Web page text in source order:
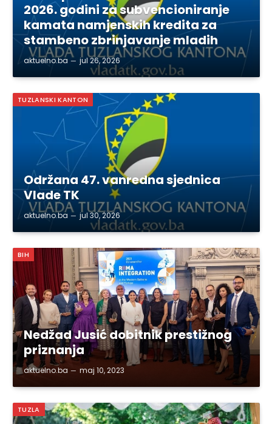
2026. godini za subvencioniranje
kamata namjenskih kredita za
stambeno zbrinjavanje mladih
aktuelno.ba jul 26, 2026
TUZLANSKI KANTON
Održana 47. vanredna sjednica
Vlade TK
aktuelno.ba jul 30, 2026
BIH
Nedžad Jusić dobitnik prestižnog
priznanja
aktuelno.ba maj 10, 2023
TUZLA